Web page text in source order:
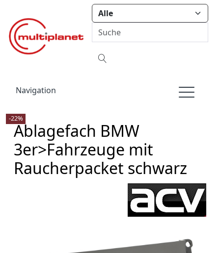
Navigation
Ablagefach BMW
3er>Fahrzeuge mit
Raucherpacket schwarz
-22%